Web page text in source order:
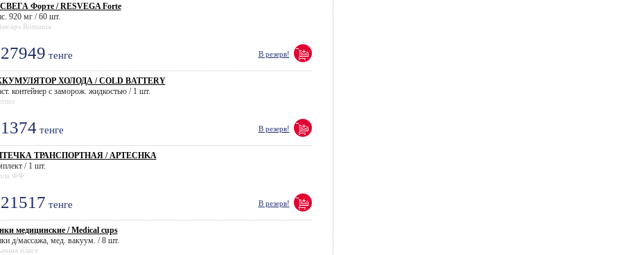
Форте / RESVEGA Forte
920 мг / 60 шт.
Romania
27949 тенге В резерв!
ХОЛОДА / COLD BATTERY
контейнер с заморож. жидкостью / 1 шт.
1374тенге В резерв!
ТРАНСПОРТНАЯ / APTECHKA
/ 1 шт.
ФФ
21517 тенге В резерв!
медицинские / Medical cups
д/массажа, мед. вакуум. / 8 шт.
пласт